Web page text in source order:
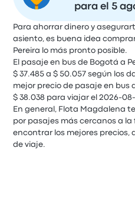
para el 5
Para ahorrar dinero y
asiento, es buena idea
Pereira lo más pronto posible.
El pasaje en bus de Bogotá a
$ 37.485 a $ 50.057 según los
mejor precio de pasaje en bus
$ 38.038 para viajar el 2026-
En general, Flota Magdalena
por pasajes más cercanos a la
encontrar los mejores precios,
de viaje.